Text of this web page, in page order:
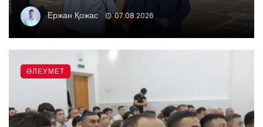
Ержан Қожас 07.08.2026
ӘЛЕУМЕТ